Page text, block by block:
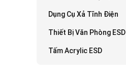
Dụng Cụ Xả Tĩnh Điện
Thiết Bị Văn Phòng ESD
Tấm Acrylic ESD